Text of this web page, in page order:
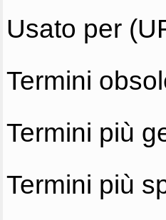
Usato per
Termini
Termini più
Termini più